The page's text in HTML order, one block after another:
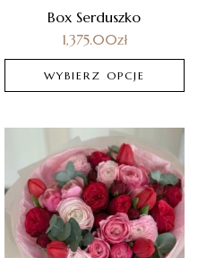
Box Serduszko
1,375.00zł
WYBIERZ OPCJE